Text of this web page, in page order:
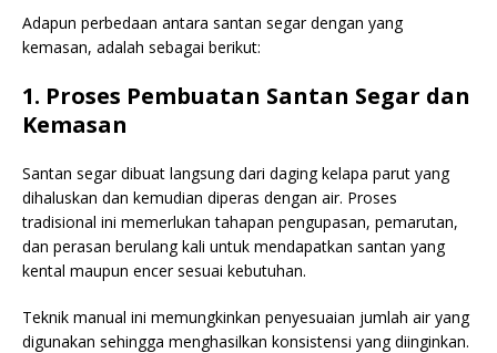
Adapun perbedaan antara santan segar dengan yang
kemasan, adalah sebagai berikut:
1. Proses Pembuatan Santan Segar dan
Kemasan
Santan segar dibuat langsung dari daging kelapa parut yang
dihaluskan dan kemudian diperas dengan air. Proses
tradisional ini memerlukan tahapan pengupasan, pemarutan,
dan perasan berulang kali untuk mendapatkan santan yang
kental maupun encer sesuai kebutuhan.
Teknik manual ini memungkinkan penyesuaian jumlah air yang
digunakan sehingga menghasilkan konsistensi yang diinginkan.